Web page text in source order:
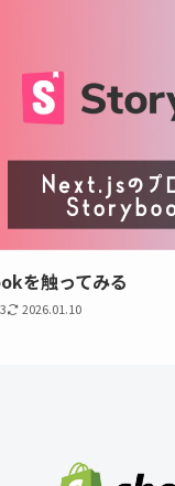
を触ってみる
2026.01.10